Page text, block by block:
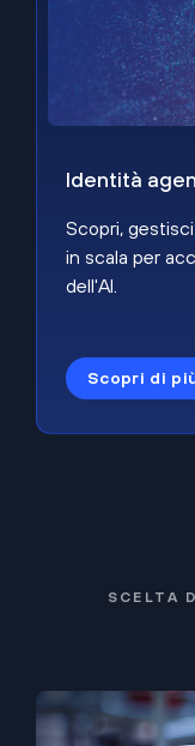
Identità
Scopri,
in scala per
dell'AI.
Scopri di
SCELTA